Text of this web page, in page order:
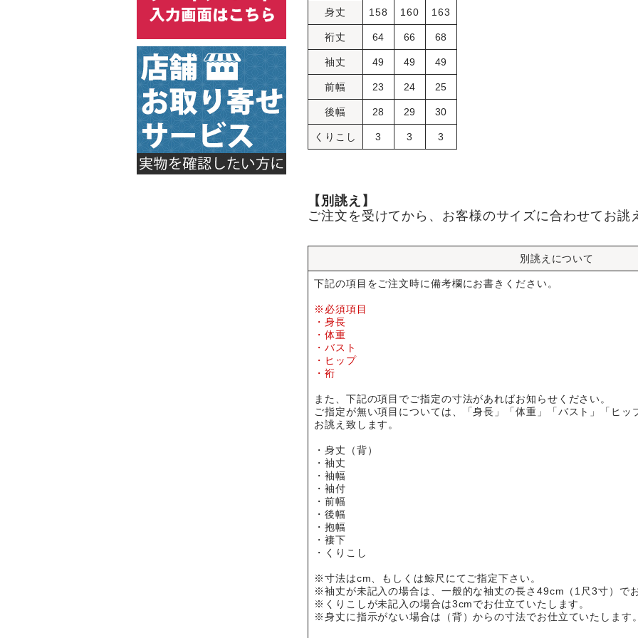
身丈 158 160 163
裄丈 64 66 68
袖丈 49 49 49
前幅 23 24 25
後幅 28 29 30
くりこし 3 3 3
【別誂え】
ご注文を受けてから、お客様のサイズに合わせてお誂
別誂えについて
下記の項目をご注文時に備考欄にお書きください。
※必須項目
・身長
・体重
・バスト
・ヒップ
・裄
また、下記の項目でご指定の寸法があればお知らせください。
ご指定が無い項目については、「身長」「体重」「バスト」「ヒ
お誂え致します。
・身丈（背）
・袖丈
・袖幅
・袖付
・前幅
・後幅
・抱幅
・褄下
・くりこし
※寸法はcm、もしくは鯨尺にてご指定下さい。
※袖丈が未記入の場合は、一般的な袖丈の長さ49cm（1尺3寸）で
※くりこしが未記入の場合は3cmでお仕立ていたします。
※身丈に指示がない場合は（背）からの寸法でお仕立ていたします。